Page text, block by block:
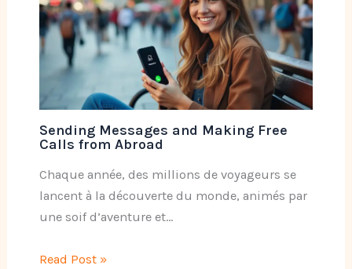
Sending Messages and Making Free
Calls from Abroad
Chaque année, des millions de voyageurs se
lancent à la découverte du monde, animés par
une soif d’aventure et…
Read Post »